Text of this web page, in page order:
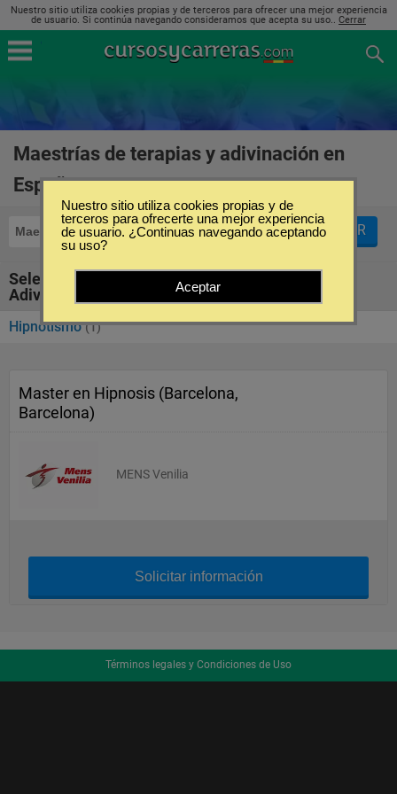
Nuestro sitio utiliza cookies propias y de terceros para ofrecer una mejor experiencia
de usuario. Si continúa navegando consideramos que acepta su uso.. Cerrar
Maestrías de terapias y adivinación en
España
Maestrías Terapias y Adivinación FILTRAR
Seleccione la SubCategoría de "Terapias y
Adivinación"
Hipnotismo(1)
Master en Hipnosis (Barcelona,
Barcelona)
MENS Venilia
Solicitar información
Términos legales y Condiciones de Uso
Nuestro sitio utiliza cookies propias y de
terceros para ofrecerte una mejor experiencia
de usuario. ¿Continuas navegando aceptando
su uso?
Aceptar